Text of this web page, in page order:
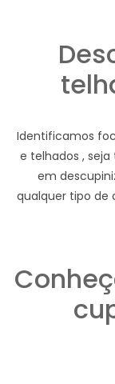
Identificamos
e telhados ,
em
qualquer tipo de